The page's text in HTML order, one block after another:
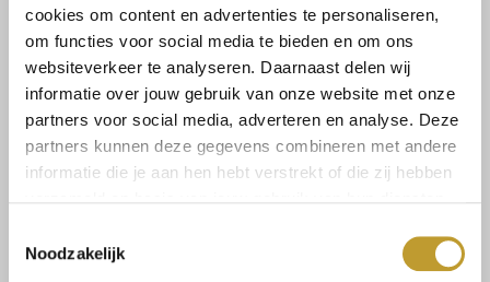
cookies om content en advertenties te personaliseren,
om functies voor social media te bieden en om ons
websiteverkeer te analyseren. Daarnaast delen wij
informatie over jouw gebruik van onze website met onze
partners voor social media, adverteren en analyse. Deze
partners kunnen deze gegevens combineren met andere
informatie die je aan hen hebt verstrekt of die zij hebben
Noodzakelijk
Maat:
S/M M/L
Select a size